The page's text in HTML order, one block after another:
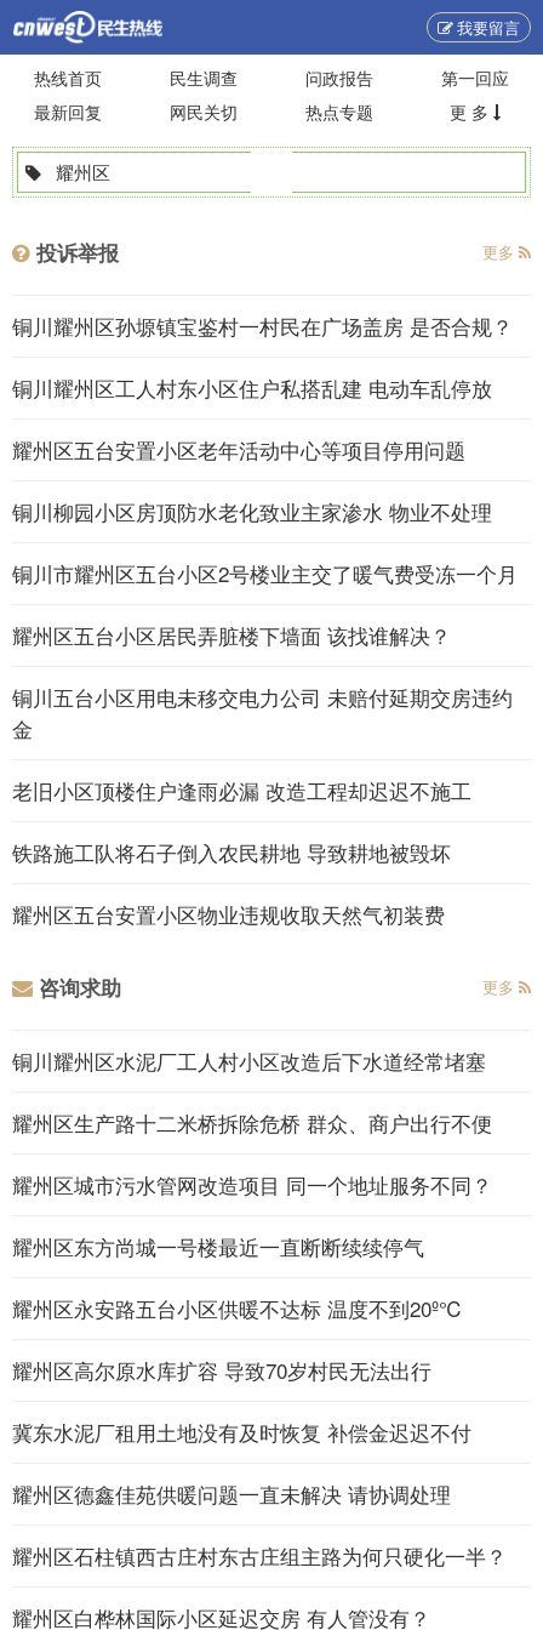
我要留言
热线首页 民生调查 问政报告
第一回应
最新回复
网民关切 热点专题 更 多
耀州区
投诉举报 更多
铜川耀州区孙塬镇宝鉴村一村民在广场盖房 是否合规？
铜川耀州区工人村东小区住户私搭乱建 电动车乱停放
耀州区五台安置小区老年活动中心等项目停用问题
铜川柳园小区房顶防水老化致业主家渗水 物业不处理
铜川市耀州区五台小区2号楼业主交了暖气费受冻一个月
耀州区五台小区居民弄脏楼下墙面 该找谁解决？
铜川五台小区用电未移交电力公司 未赔付延期交房违约
金
老旧小区顶楼住户逢雨必漏 改造工程却迟迟不施工
铁路施工队将石子倒入农民耕地 导致耕地被毁坏
耀州区五台安置小区物业违规收取天然气初装费
咨询求助 更多
铜川耀州区水泥厂工人村小区改造后下水道经常堵塞
耀州区生产路十二米桥拆除危桥 群众、商户出行不便
耀州区城市污水管网改造项目 同一个地址服务不同？
耀州区东方尚城一号楼最近一直断断续续停气
耀州区永安路五台小区供暖不达标 温度不到20º℃
耀州区高尔原水库扩容 导致70岁村民无法出行
冀东水泥厂租用土地没有及时恢复 补偿金迟迟不付
耀州区德鑫佳苑供暖问题一直未解决 请协调处理
耀州区石柱镇西古庄村东古庄组主路为何只硬化一半？
耀州区白桦林国际小区延迟交房 有人管没有？